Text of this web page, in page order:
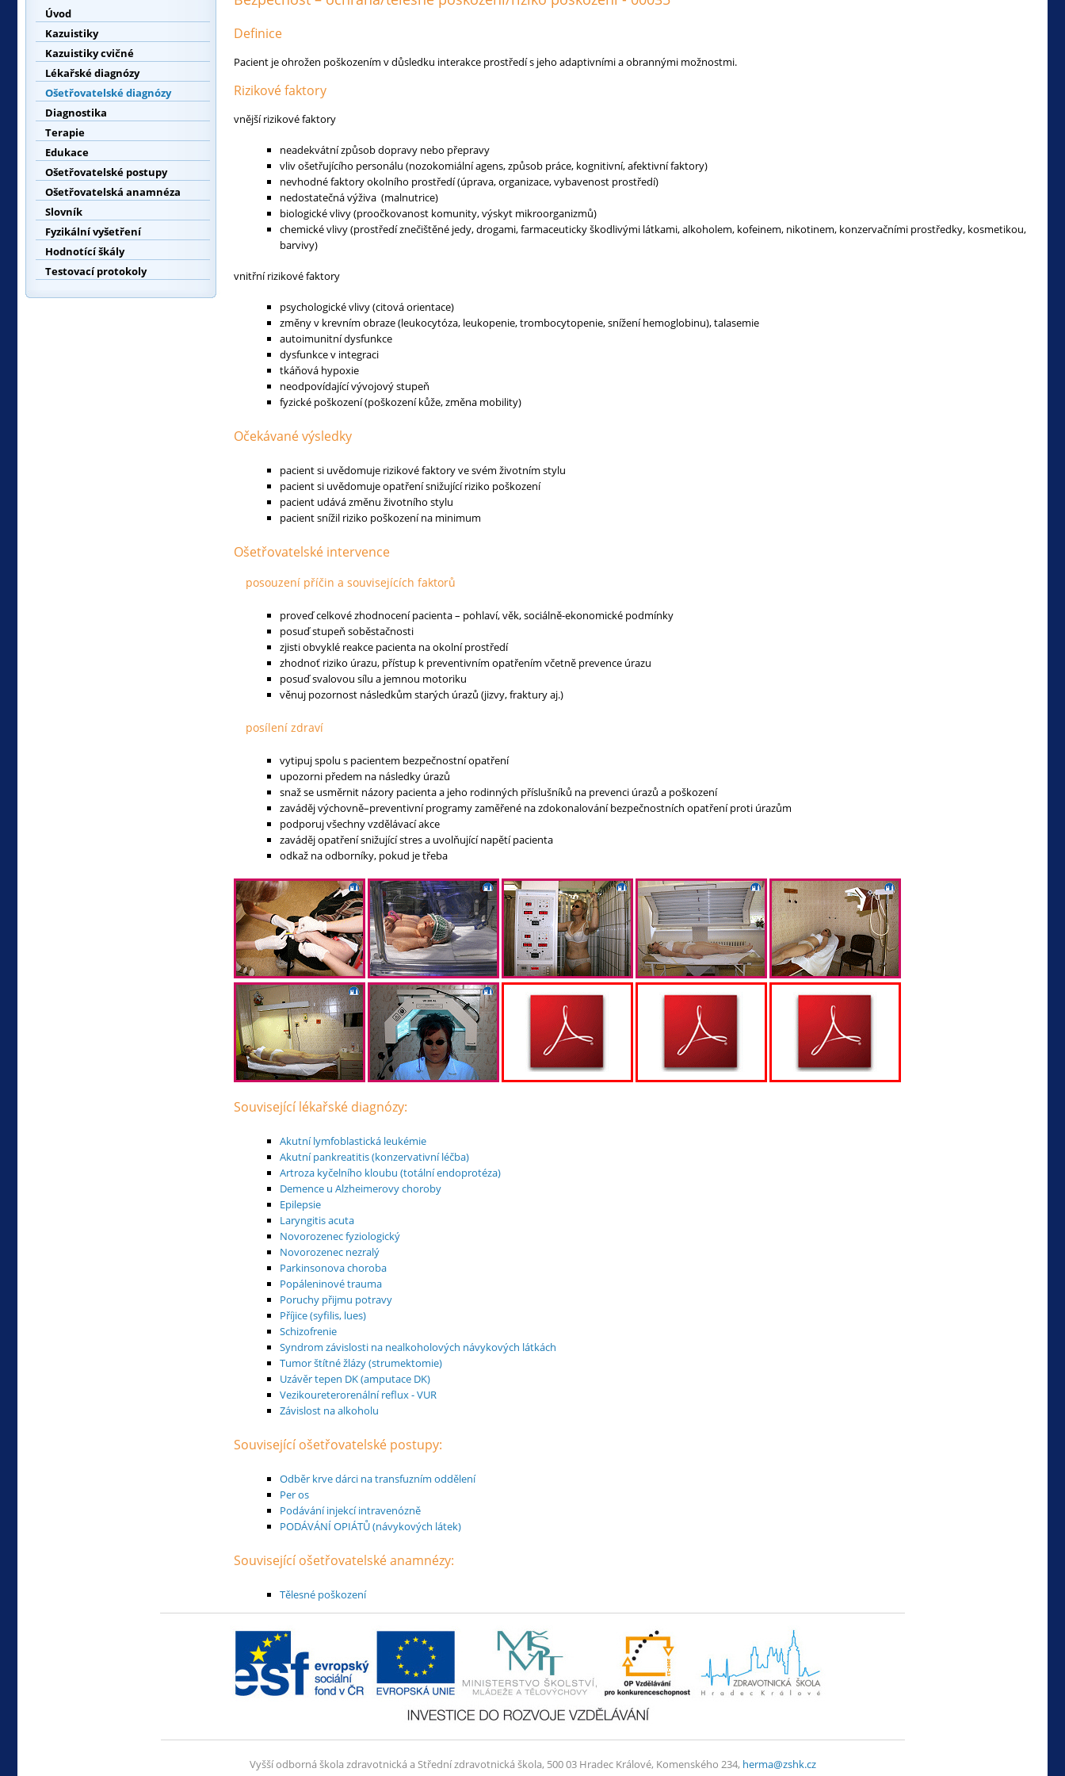
Úvod
Kazuistiky
Kazuistiky cvičné
Lékařské diagnózy
Ošetřovatelské diagnózy
Diagnostika
Terapie
Edukace
Ošetřovatelské postupy
Ošetřovatelská anamnéza
Slovník
Fyzikální vyšetření
Hodnotící škály
Testovací protokoly
Definice
Pacient je ohrožen poškozením v důsledku interakce prostředí s jeho adaptivními a obrannými možnostmi.
Rizikové faktory
vnější rizikové faktory
neadekvátní způsob dopravy nebo přepravy
vliv ošetřujícího personálu (nozokomiální agens, způsob práce, kognitivní, afektivní faktory)
nevhodné faktory okolního prostředí (úprava, organizace, vybavenost prostředí)
nedostatečná výživa (malnutrice)
biologické vlivy (proočkovanost komunity, výskyt mikroorganizmů)
chemické vlivy (prostředí znečištěné jedy, drogami, farmaceuticky škodlivými látkami, alkoholem, kofeinem, nikotinem, konzervačními prostředky, kosmetikou,
barvivy)
vnitřní rizikové faktory
psychologické vlivy (citová orientace)
změny v krevním obraze (leukocytóza, leukopenie, trombocytopenie, snížení hemoglobinu), talasemie
autoimunitní dysfunkce
dysfunkce v integraci
tkáňová hypoxie
neodpovídající vývojový stupeň
fyzické poškození (poškození kůže, změna mobility)
Očekávané výsledky
pacient si uvědomuje rizikové faktory ve svém životním stylu
pacient si uvědomuje opatření snižující riziko poškození
pacient udává změnu životního stylu
pacient snížil riziko poškození na minimum
Ošetřovatelské intervence
posouzení příčin a souvisejících faktorů
proveď celkové zhodnocení pacienta – pohlaví, věk, sociálně-ekonomické podmínky
posuď stupeň soběstačnosti
zjisti obvyklé reakce pacienta na okolní prostředí
zhodnoť riziko úrazu, přístup k preventivním opatřením včetně prevence úrazu
posuď svalovou sílu a jemnou motoriku
věnuj pozornost následkům starých úrazů (jizvy, fraktury aj.)
posílení zdraví
vytipuj spolu s pacientem bezpečnostní opatření
upozorni předem na následky úrazů
snaž se usměrnit názory pacienta a jeho rodinných příslušníků na prevenci úrazů a poškození
zaváděj výchovně–preventivní programy zaměřené na zdokonalování bezpečnostních opatření proti úrazům
podporuj všechny vzdělávací akce
zaváděj opatření snižující stres a uvolňující napětí pacienta
odkaž na odborníky, pokud je třeba
Související lékařské diagnózy:
Akutní lymfoblastická leukémie
Akutní pankreatitis (konzervativní léčba)
Artroza kyčelního kloubu (totální endoprotéza)
Demence u Alzheimerovy choroby
Epilepsie
Laryngitis acuta
Novorozenec fyziologický
Novorozenec nezralý
Parkinsonova choroba
Popáleninové trauma
Poruchy přijmu potravy
Příjice (syfilis, lues)
Schizofrenie
Syndrom závislosti na nealkoholových návykových látkách
Tumor štítné žlázy (strumektomie)
Uzávěr tepen DK (amputace DK)
Vezikoureterorenální reflux - VUR
Závislost na alkoholu
Související ošetřovatelské postupy:
Odběr krve dárci na transfuzním oddělení
Per os
Podávání injekcí intravenózně
PODÁVÁNÍ OPIÁTŮ (návykových látek)
Související ošetřovatelské anamnézy:
Tělesné poškození
Vyšší odborná škola zdravotnická a Střední zdravotnická škola, 500 03 Hradec Králové, Komenského 234, herma@zshk.cz